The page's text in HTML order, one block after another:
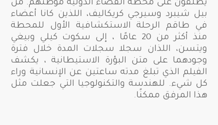
يطلقون على محطة الفضاء الدولية موطنهم. من
بيل شيبرد وسيرجي كريكاليف، اللذين كانا أعضاء
في طاقم الرحلة الاستكشافية الأول للمحطة
منذ أكثر من 20 عامًا ، إلى سكوت كيلي وبيغي
ويتسن، اللذان سجلا سجلات المدة خلال فترة
وجودهما على متن البؤرة الاستيطانية ، يكشف
الفيلم الذي تبلغ مدته ساعتين عن الإنسانية وراء
كل شيء. للهندسة والتكنولوجيا التي جعلت مثل
هذا المرفق ممكنًا.